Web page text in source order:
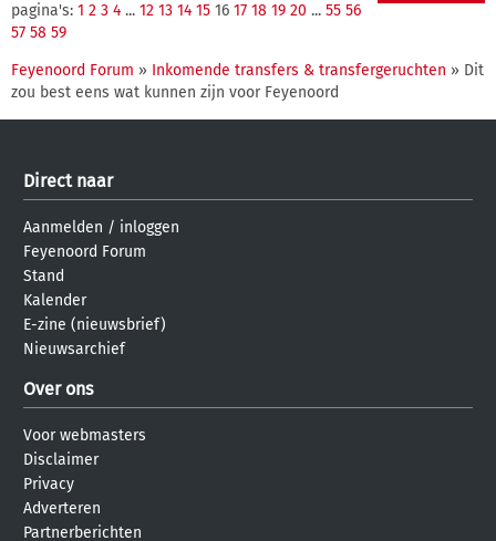
pagina's: 1 2 3 4 ... 12 13 14 15 16 17 18 19 20 ... 55 56
57 58 59
Feyenoord Forum » Inkomende transfers & transfergeruchten » Dit
zou best eens wat kunnen zijn voor Feyenoord
Direct naar
Aanmelden / inloggen
Feyenoord Forum
Stand
Kalender
E-zine (nieuwsbrief)
Nieuwsarchief
Over ons
Voor webmasters
Disclaimer
Privacy
Adverteren
Partnerberichten